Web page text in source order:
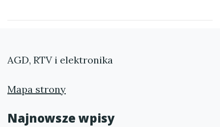
AGD, RTV i elektronika
Mapa strony
Najnowsze wpisy